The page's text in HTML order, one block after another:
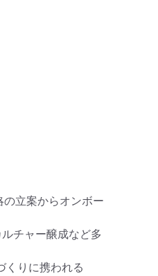
立案からオンボー
チャー醸成など多
りに携われる